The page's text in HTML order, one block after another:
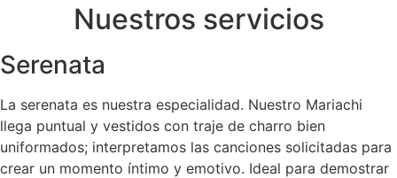
Nuestros servicios
Serenata
La serenata es nuestra especialidad. Nuestro Mariachi
llega puntual y vestidos con traje de charro bien
uniformados; interpretamos las canciones solicitadas para
crear un momento íntimo y emotivo. Ideal para demostrar